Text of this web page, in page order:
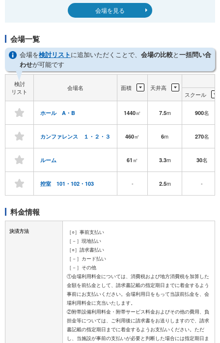
会場を見る
会場一覧
会場を検討リストに追加いただくことで、 会場の比較と一括問い合
わせが可能です
検討
リスト
会場名 面積
天井高
スクール
ホール A・B 1440㎡ 7.5m 900名
カンファレンス １・２・３ 460㎡ 6m 270名
ルーム 61㎡ 3.3m 30名
控室 101・102・103 - 2.5m -
料金情報
決済方法
［○］事前支払い
［－］現地払い
［○］請求書払い
［－］カード払い
［－］その他
①会場利用料金については、消費税および地方消費税を加算した
金額を前払金として、請求書記載の指定期日までに着金するよう
事前にお支払いください。会場利用日をもって当該前払金を、会
場利用料金に充当いたします。
②附帯設備利用料金・附帯サービス料金およびその他の費用、負
担金等については、ご利用後に請求書をお送りしますので、請求
書記載の指定期日までに着金するようお支払いください。ただ
し、当施設が事前の支払いが必要と判断した場合には指定期日ま